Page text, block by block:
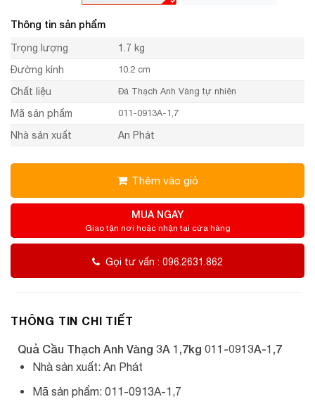
Thông tin sản phẩm
Trọng lượng
1.7 kg
Đường kính
10.2 cm
Chất liệu Đá Thạch Anh Vàng tự nhiên
Mã sản phẩm 011-0913A-1,7
Nhà sản xuất An Phát
Thêm vào giỏ
MUA NGAY
Giao tận nơi hoặc nhận tại cửa hàng
Gọi tư vấn : 096.2631.862
THÔNG TIN CHI TIẾT
Quả Cầu Thạch Anh Vàng 3A 1,7kg 011-0913A-1,7
Nhà sản xuất: An Phát
Mã sản phẩm: 011-0913A-1,7